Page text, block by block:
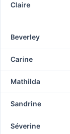
Claire
Beverley
Carine
Mathilda
Sandrine
Séverine